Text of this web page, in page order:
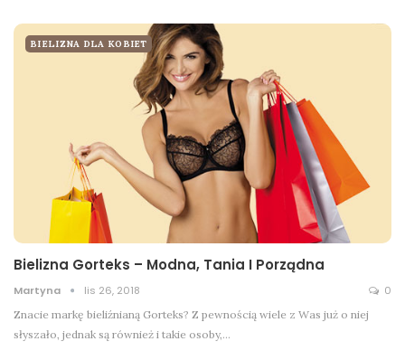
BIELIZNA DLA KOBIET
Bielizna Gorteks – Modna, Tania I Porządna
Martyna lis 26, 2018 0
Znacie markę bieliźnianą Gorteks? Z pewnością wiele z Was już o niej
słyszało, jednak są również i takie osoby,…